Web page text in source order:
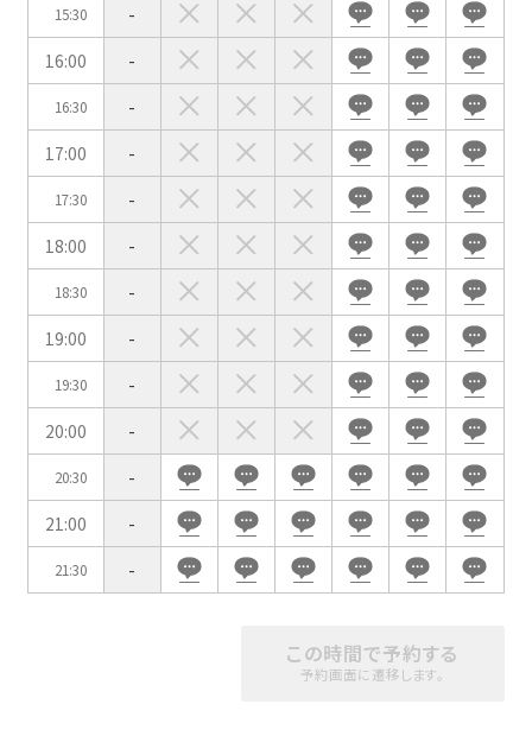
15:30
-
16:00
-
16:30
-
17:00
-
17:30
-
18:00
-
18:30
-
19:00
-
19:30
-
20:00
-
20:30
-
21:00
-
21:30 -
この時間で予約する
予約画面に遷移します。
用途で選ぶ
パーティ・懇親会
株主総会・IR
e-sports大会
プレス発表
試験
展示会・販売会
選択している条件をリセットする